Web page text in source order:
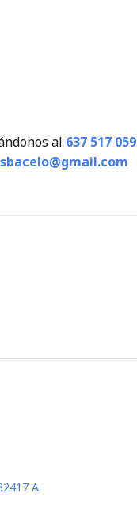
al 637 517 059
A